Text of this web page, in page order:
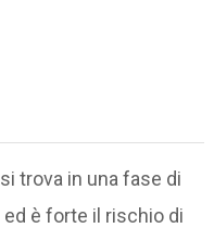
si trova in una fase di
ed è forte il rischio di